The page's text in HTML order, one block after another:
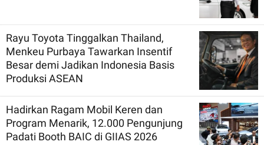
Rayu Toyota Tinggalkan Thailand,
Menkeu Purbaya Tawarkan Insentif
Besar demi Jadikan Indonesia Basis
Produksi ASEAN
Hadirkan Ragam Mobil Keren dan
Program Menarik, 12.000 Pengunjung
Padati Booth BAIC di GIIAS 2026